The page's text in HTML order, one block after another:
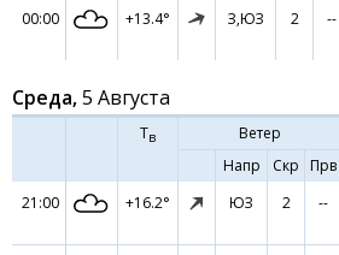
00:00 +13.4° З,ЮЗ 2 --
Среда,5 Августа
Тв Ветер
Напр
Скр Прв
21:00
+16.2° ЮЗ 2 --